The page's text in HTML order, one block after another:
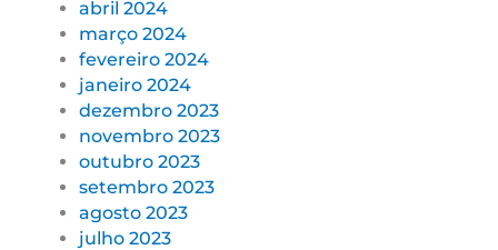
abril 2024
março 2024
fevereiro 2024
janeiro 2024
dezembro 2023
novembro 2023
outubro 2023
setembro 2023
agosto 2023
julho 2023